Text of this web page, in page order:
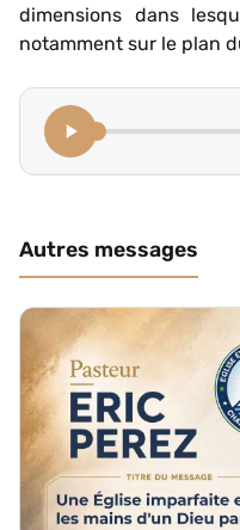
dimensions dans
notamment sur le plan
Autres messages